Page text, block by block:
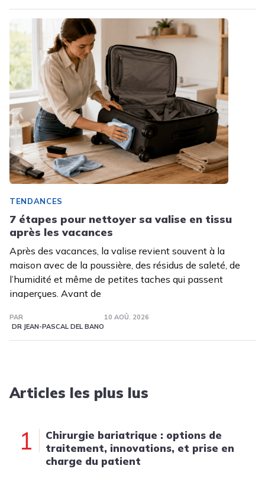
TENDANCES
7 étapes pour nettoyer sa valise en tissu
après les vacances
Après des vacances, la valise revient souvent à la
maison avec de la poussière, des résidus de saleté, de
l’humidité et même de petites taches qui passent
inaperçues. Avant de
PAR
DR JEAN-PASCAL DEL BANO
10 AOÛ. 2026
Articles les plus lus
1
Chirurgie bariatrique : options de
traitement, innovations, et prise en
charge du patient